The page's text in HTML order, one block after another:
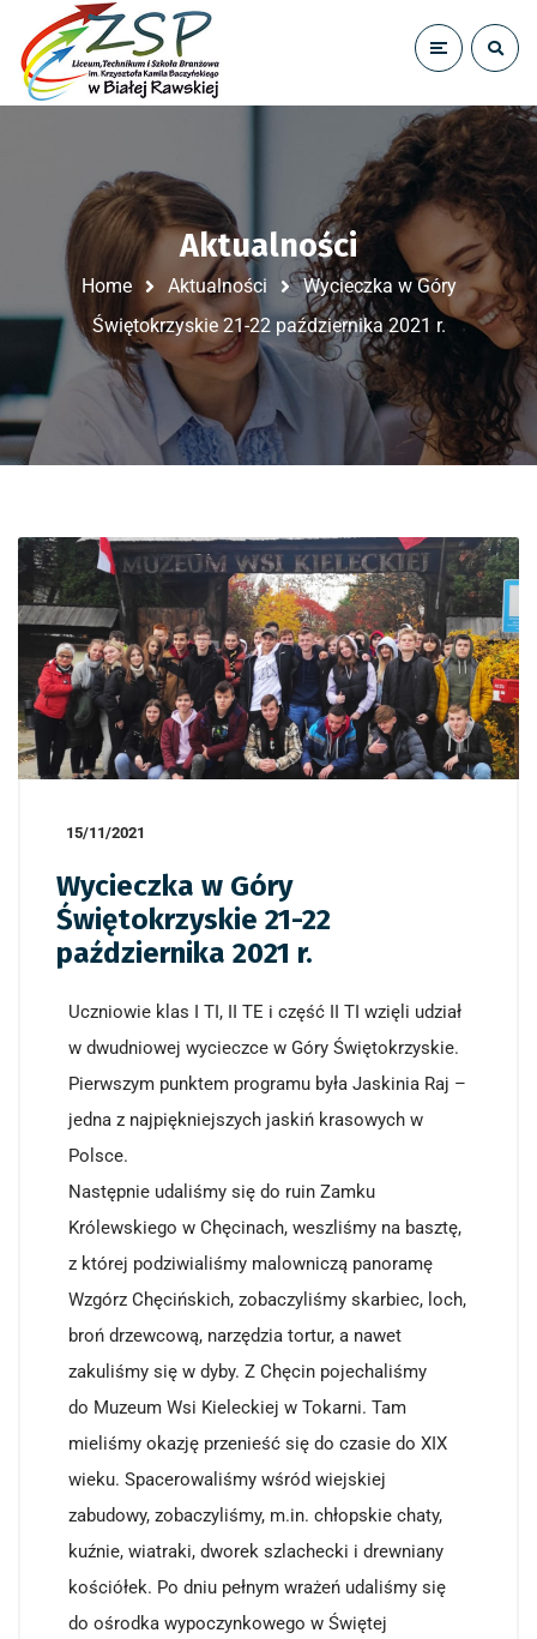
Aktualności
Home Aktualności
Wycieczka w Góry
Świętokrzyskie 21-22 października 2021 r.
15/11/2021
Wycieczka w Góry
Świętokrzyskie 21-22
października 2021 r.
Uczniowie klas I TI, II TE i część II TI wzięli udział
w dwudniowej wycieczce w Góry Świętokrzyskie.
Pierwszym punktem programu była Jaskinia Raj –
jedna z najpiękniejszych jaskiń krasowych w
Polsce.
Następnie udaliśmy się do ruin Zamku
Królewskiego w Chęcinach, weszliśmy na basztę,
z której podziwialiśmy malowniczą panoramę
Wzgórz Chęcińskich, zobaczyliśmy skarbiec, loch,
broń drzewcową, narzędzia tortur, a nawet
zakuliśmy się w dyby. Z Chęcin pojechaliśmy
do Muzeum Wsi Kieleckiej w Tokarni. Tam
mieliśmy okazję przenieść się do czasie do XIX
wieku. Spacerowaliśmy wśród wiejskiej
zabudowy, zobaczyliśmy, m.in. chłopskie chaty,
kuźnie, wiatraki, dworek szlachecki i drewniany
kościółek. Po dniu pełnym wrażeń udaliśmy się
do ośrodka wypoczynkowego w Świętej